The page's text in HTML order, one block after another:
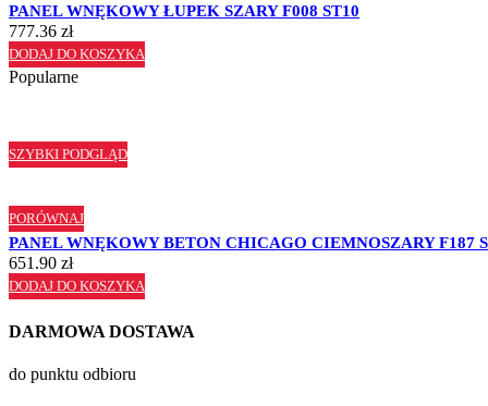
PANEL WNĘKOWY ŁUPEK SZARY F008 ST10
777.36 zł
DODAJ DO KOSZYKA
Popularne
SZYBKI PODGLĄD
PORÓWNAJ
PANEL WNĘKOWY BETON CHICAGO CIEMNOSZARY F187
651.90 zł
DODAJ DO KOSZYKA
DARMOWA DOSTAWA
do punktu odbioru